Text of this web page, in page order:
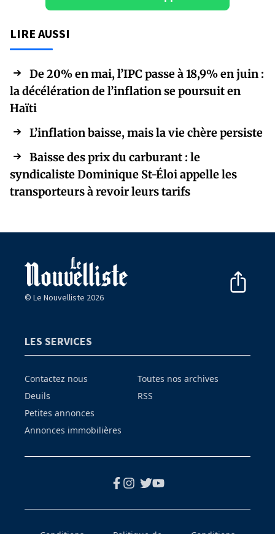
LIRE AUSSI
De 20% en mai, l’IPC passe à 18,9% en juin :
la décélération de l’inflation se poursuit en
Haïti
L’inflation baisse, mais la vie chère persiste
Baisse des prix du carburant : le
syndicaliste Dominique St-Éloi appelle les
transporteurs à revoir leurs tarifs
© Le Nouvelliste 2026
LES SERVICES
Contactez nous
Deuils
Petites annonces
Annonces immobilières
Toutes nos archives
RSS